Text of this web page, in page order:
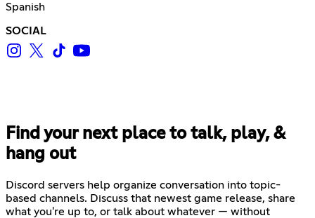
Spanish
SOCIAL
Find your next place to talk, play, &
hang out
Discord servers help organize conversation into topic-
based channels. Discuss that newest game release, share
what you're up to, or talk about whatever — without